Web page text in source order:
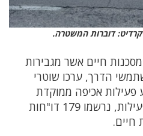
דוברות המשטרה.
חיים אשר מגבירות
הדרך, ערכו שוטרי
אכיפה ממוקדת
בגזרת המרחב. במהלך הפעילות, נרשמו 179 דו"חות
חיים.